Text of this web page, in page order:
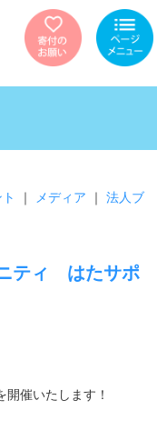
｜ メディア ｜ 法人ブ
ニティ はたサポ
催いたします！